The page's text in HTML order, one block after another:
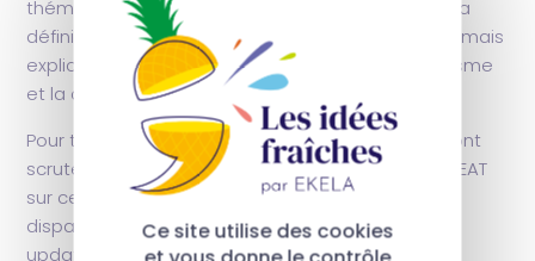
thématiques. Et depuis les mises à jour de 2025, la
définition du YMYL s’est élargie : elle couvre désormais
explicitement les informations électorales, le civisme
et la confiance dans les institutions publiques.
Pour tous ces sujets sensibles, les critères EEAT sont
scrutés avec une exigence maximale. Négliger l’EEAT
sur ces thématiques, c’est prendre le risque de
disparaître des résultats lors du prochain core
update.
Ce site utilise des cookies